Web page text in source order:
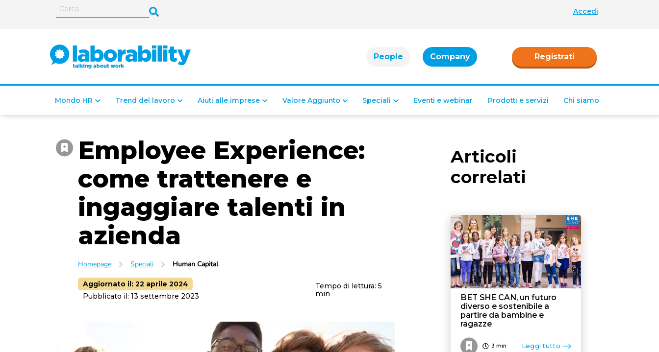
Accedi
People Company Registrati
Mondo HR Trend del lavoro Aiuti alle imprese Valore Aggiunto Speciali Eventi e webinar Prodotti e servizi Chi siamo
Employee Experience:
come trattenere e
ingaggiare talenti in
azienda
Homepage Speciali Human Capital
Aggiornato il: 22 aprile 2024
Pubblicato il: 13 settembre 2023
Tempo di lettura: 5
min
Articoli
correlati
BET SHE CAN, un futuro
diverso e sostenibile a
partire da bambine e
ragazze
3 min Leggi tutto